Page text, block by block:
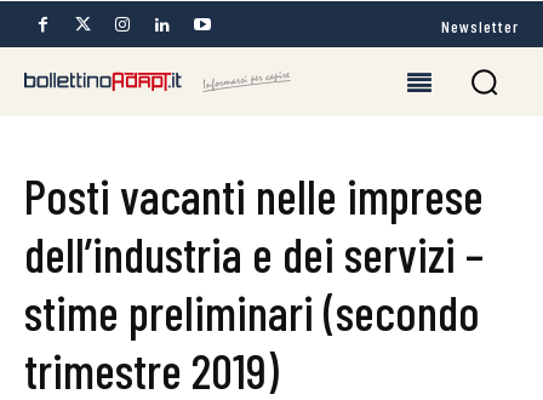
Newsletter
Posti vacanti nelle imprese
dell’industria e dei servizi –
stime preliminari (secondo
trimestre 2019)